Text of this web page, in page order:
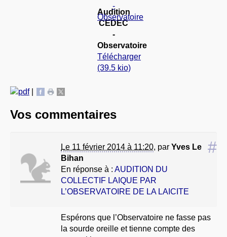
Audition
CEDEC
-
Observatoire
Télécharger
(39.5 kio)
|
Vos commentaires
#
Le 11 février 2014 à 11:20, par Yves Le
Bihan
En réponse à : AUDITION DU
COLLECTIF LAIQUE PAR
L’OBSERVATOIRE DE LA LAICITE
Espérons que l’Observatoire ne fasse pas
la sourde oreille et tienne compte des